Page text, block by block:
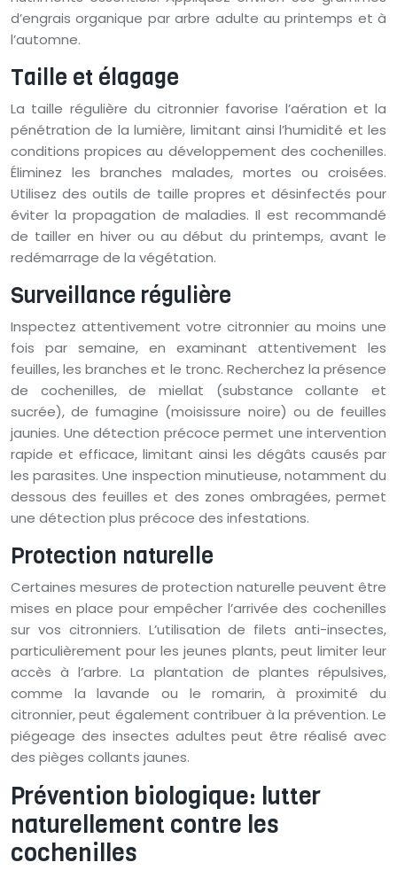
d’engrais organique par arbre adulte au printemps et à
l’automne.
Taille et élagage
La taille régulière du citronnier favorise l’aération et la
pénétration de la lumière, limitant ainsi l’humidité et les
conditions propices au développement des cochenilles.
Éliminez les branches malades, mortes ou croisées.
Utilisez des outils de taille propres et désinfectés pour
éviter la propagation de maladies. Il est recommandé
de tailler en hiver ou au début du printemps, avant le
redémarrage de la végétation.
Surveillance régulière
Inspectez attentivement votre citronnier au moins une
fois par semaine, en examinant attentivement les
feuilles, les branches et le tronc. Recherchez la présence
de cochenilles, de miellat (substance collante et
sucrée), de fumagine (moisissure noire) ou de feuilles
jaunies. Une détection précoce permet une intervention
rapide et efficace, limitant ainsi les dégâts causés par
les parasites. Une inspection minutieuse, notamment du
dessous des feuilles et des zones ombragées, permet
une détection plus précoce des infestations.
Protection naturelle
Certaines mesures de protection naturelle peuvent être
mises en place pour empêcher l’arrivée des cochenilles
sur vos citronniers. L’utilisation de filets anti-insectes,
particulièrement pour les jeunes plants, peut limiter leur
accès à l’arbre. La plantation de plantes répulsives,
comme la lavande ou le romarin, à proximité du
citronnier, peut également contribuer à la prévention. Le
piégeage des insectes adultes peut être réalisé avec
des pièges collants jaunes.
Prévention biologique: lutter
naturellement contre les
cochenilles